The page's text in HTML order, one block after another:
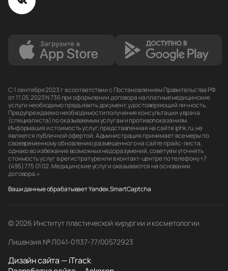
С 1 сентября 2023 г в соответствии с Постановлением Правительства РФ
от 11.05.2023 N 736 при оформлении договора на платные медицинские
услуги необходимо предъявить документ, удостоверяющий личность.
Предупреждаем о необходимости получения консультации у врача
(специалиста) по оказываемым услугам и противопоказаниям.
Информация и стоимость услуг, представленная на сайте iphk.ru, не
является публичной офертой. Администрация принимает все меры по
своевременному обновлению размещенного на сайте прайс-листа,
однако во избежание возможных недоразумений, советуем уточнять
стоимость услуг в регистратуре или в контакт-центре по телефону +7
(495) 775 01 02. Медицинские услуги оказываются на основании
договора.»
Ваши данные обрабатывает Yandex.SmartCaptcha
© 2026 Институт пластической хирургии и косметологии
Лицензия № Л041-01137-77/00572923
Дизайн сайта — iTrack